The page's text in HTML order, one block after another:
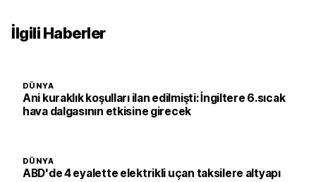
İlgili Haberler
DÜNYA
Ani kuraklık koşulları ilan edilmişti: İngiltere 6.sıcak
hava dalgasının etkisine girecek
DÜNYA
ABD'de 4 eyalette elektrikli uçan taksilere altyapı